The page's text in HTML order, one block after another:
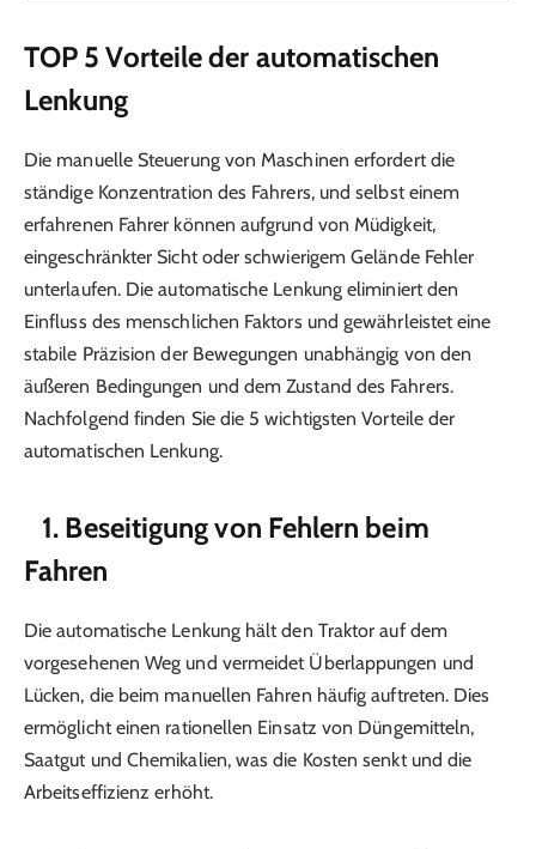
TOP 5 Vorteile der automatischen
Lenkung
Die manuelle Steuerung von Maschinen erfordert die
ständige Konzentration des Fahrers, und selbst einem
erfahrenen Fahrer können aufgrund von Müdigkeit,
eingeschränkter Sicht oder schwierigem Gelände Fehler
unterlaufen. Die automatische Lenkung eliminiert den
Einfluss des menschlichen Faktors und gewährleistet eine
stabile Präzision der Bewegungen unabhängig von den
äußeren Bedingungen und dem Zustand des Fahrers.
Nachfolgend finden Sie die 5 wichtigsten Vorteile der
automatischen Lenkung.
1. Beseitigung von Fehlern beim
Fahren
Die automatische Lenkung hält den Traktor auf dem
vorgesehenen Weg und vermeidet Überlappungen und
Lücken, die beim manuellen Fahren häufig auftreten. Dies
ermöglicht einen rationellen Einsatz von Düngemitteln,
Saatgut und Chemikalien, was die Kosten senkt und die
Arbeitseffizienz erhöht.